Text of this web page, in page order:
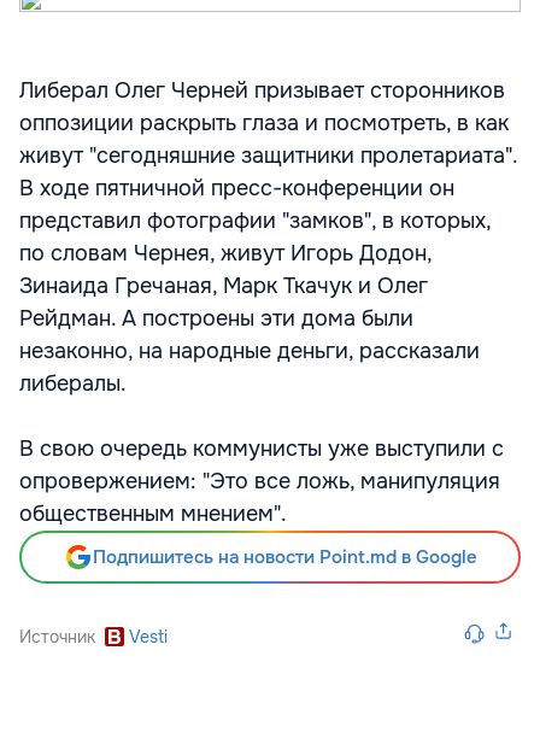
Либерал Олег Черней призывает сторонников
оппозиции раскрыть глаза и посмотреть, в как
живут "сегодняшние защитники пролетариата".
В ходе пятничной пресс-конференции он
представил фотографии "замков", в которых,
по словам Чернея, живут Игорь Додон,
Зинаида Гречаная, Марк Ткачук и Олег
Рейдман. А построены эти дома были
незаконно, на народные деньги, рассказали
либералы.
В свою очередь коммунисты уже выступили с
опровержением: "Это все ложь, манипуляция
общественным мнением".
Подпишитесь на новости Point.md в Google
Источник Vesti